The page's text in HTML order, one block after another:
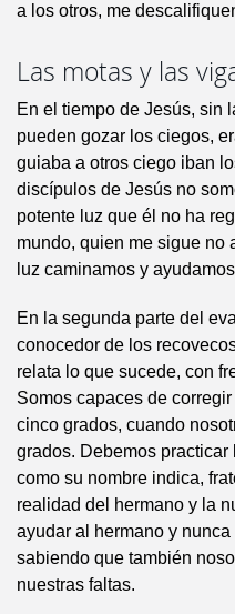
a los otros, me
Las motas y las
En el tiempo de Jesús, sin
pueden gozar los ciegos,
guiaba a otros ciego iban
discípulos de Jesús no
potente luz que él no ha
mundo, quien me sigue no
luz caminamos y
En la segunda parte del
conocedor de los
relata lo que sucede, con
Somos capaces de
cinco grados, cuando
grados. Debemos practicar
como su nombre indica,
realidad del hermano y la
ayudar al hermano y
sabiendo que también
nuestras faltas.